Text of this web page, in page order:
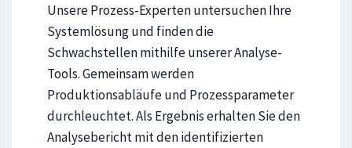
Unsere Prozess-Experten untersuchen Ihre
Systemlösung und finden die
Schwachstellen mithilfe unserer Analyse-
Tools. Gemeinsam werden
Produktionsabläufe und Prozessparameter
durchleuchtet. Als Ergebnis erhalten Sie den
Analysebericht mit den identifizierten